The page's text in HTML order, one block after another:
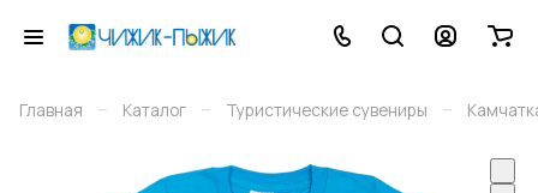
Главная – Каталог – Туристические сувениры –